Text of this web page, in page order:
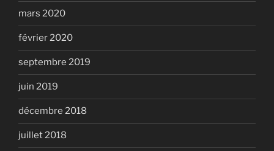
mars 2020
février 2020
septembre 2019
juin 2019
décembre 2018
juillet 2018